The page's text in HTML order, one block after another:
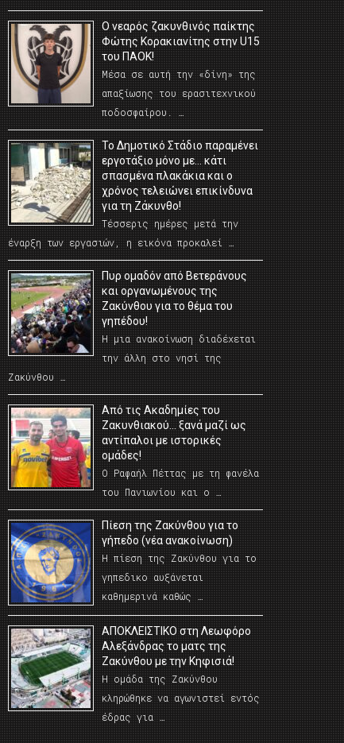
O νεαρός ζακυνθινός παίκτης
Φώτης Κορακιανίτης στην U15
του ΠΑΟΚ!
Μέσα σε αυτή την «δίνη» της
απαξίωσης του ερασιτεχνικού
ποδοσφαίρου. …
Το Δημοτικό Στάδιο παραμένει
εργοτάξιο μόνο με… κάτι
σπασμένα πλακάκια και ο
χρόνος τελειώνει επικίνδυνα
για τη Ζάκυνθο!
Τέσσερις ημέρες μετά την
έναρξη των εργασιών, η εικόνα προκαλεί …
Πυρ ομαδόν από Βετεράνους
και οργανωμένους της
Ζακύνθου για το θέμα του
γηπέδου!
Η μια ανακοίνωση διαδέχεται
την άλλη στο νησί της
Ζακύνθου …
Από τις Ακαδημίες του
Ζακυνθιακού… ξανά μαζί ως
αντίπαλοι με ιστορικές
ομάδες!
Ο Ραφαήλ Πέττας με τη φανέλα
του Πανιωνίου και ο …
Πίεση της Ζακύνθου για το
γήπεδο (νέα ανακοίνωση)
Η πίεση της Ζακύνθου για το
γηπεδικο αυξάνεται
καθημερινά καθώς …
AΠΟΚΛΕΙΣΤΙΚΟ στη Λεωφόρο
Αλεξάνδρας το ματς της
Ζακύνθου με την Κηφισιά!
Η ομάδα της Ζακύνθου
κληρώθηκε να αγωνιστεί εντός
έδρας για …